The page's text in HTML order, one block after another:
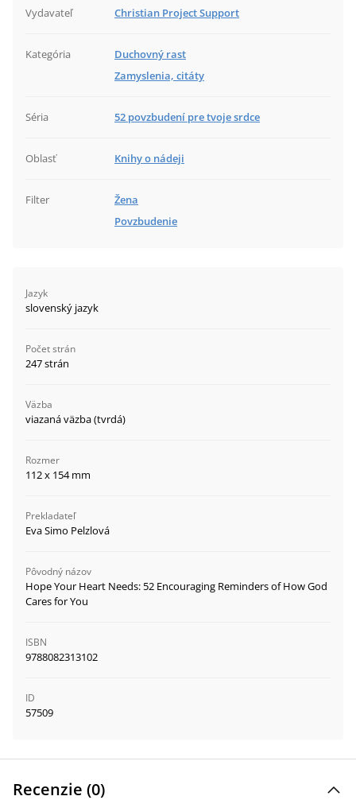
Vydavateľ Christian Project Support
Kategória
Duchovný rast
Zamyslenia, citáty
Séria 52 povzbudení pre tvoje srdce
Oblasť Knihy o nádeji
Filter
Žena
Povzbudenie
Jazyk
slovenský jazyk
Počet strán
247 strán
Väzba
viazaná väzba (tvrdá)
Rozmer
112 x 154 mm
Prekladateľ
Eva Simo Pelzlová
Pôvodný názov
Hope Your Heart Needs: 52 Encouraging Reminders of How God
Cares for You
ISBN
9788082313102
ID
57509
Recenzie (0)